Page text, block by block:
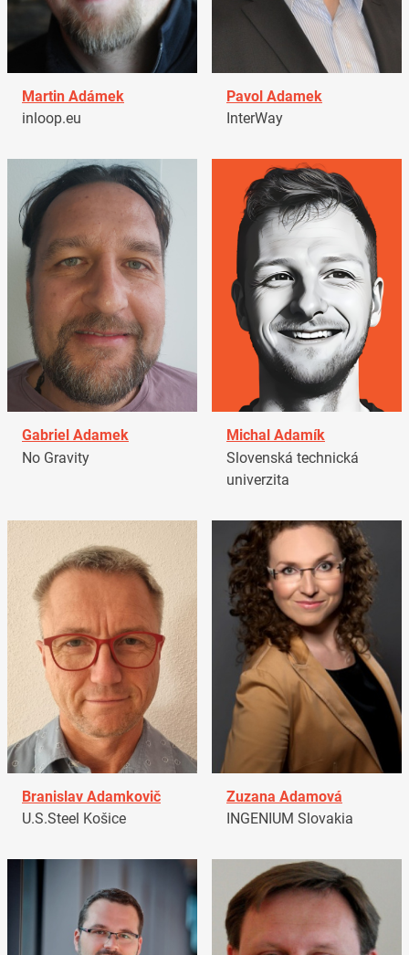
Martin Adámek
inloop.eu
Pavol Adamek
InterWay
Gabriel Adamek
No Gravity
Michal Adamík
Slovenská technická
univerzita
Branislav Adamkovič
U.S.Steel Košice
Zuzana Adamová
INGENIUM Slovakia